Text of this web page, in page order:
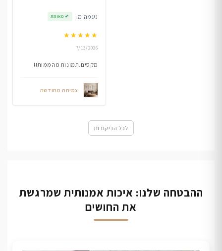
נעמה מ. ✔ מאומת
★★★★★
7/13/2026
מקסים.תמונות מהממות!!
צמיחה מחודשת
לכל הביקורות
ההבטחה שלנו: איכות אמנותית שמרגשת
את החושים